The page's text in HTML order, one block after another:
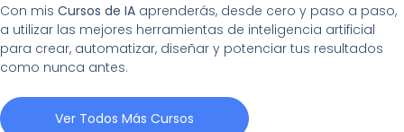
Con mis Cursos de IA aprenderás, desde cero y paso a paso,
a utilizar las mejores herramientas de inteligencia artificial
para crear, automatizar, diseñar y potenciar tus resultados
como nunca antes.
Ver Todos Más Cursos